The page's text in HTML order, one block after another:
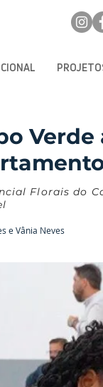
Florais do
e Vânia Neves